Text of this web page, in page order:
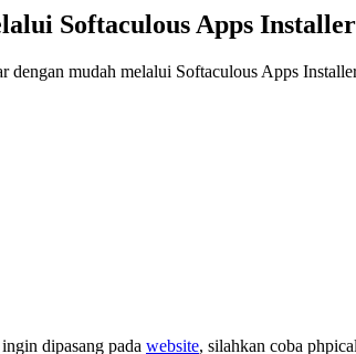
Softaculous Apps Installer
mudah melalui Softaculous Apps
dipasang pada website, silahkan coba